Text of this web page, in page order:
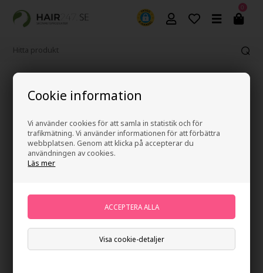
Cookie information
Vi använder cookies för att samla in statistik och för
trafikmätning. Vi använder informationen för att förbättra
webbplatsen. Genom att klicka på accepterar du
användningen av cookies.
Läs mer
Visa cookie-detaljer
0